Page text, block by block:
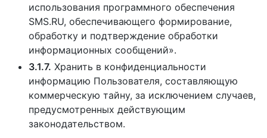
использования программного обеспечения
SMS.RU, обеспечивающего формирование,
обработку и подтверждение обработки
информационных сообщений».
3.1.7. Хранить в конфиденциальности
информацию Пользователя, составляющую
коммерческую тайну, за исключением случаев,
предусмотренных действующим
законодательством.